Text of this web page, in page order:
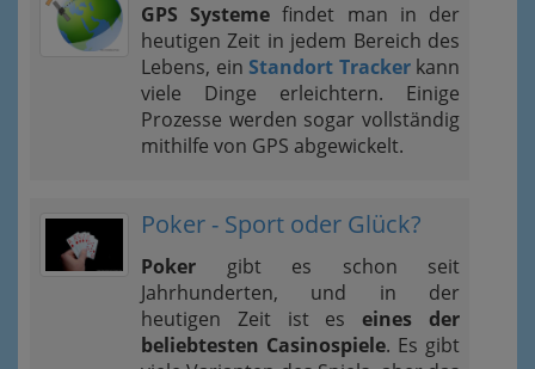
GPS Systeme findet man in der
heutigen Zeit in jedem Bereich des
Lebens, ein Standort Trackerkann
viele Dinge erleichtern. Einige
Prozesse werden sogar vollständig
mithilfe von GPS abgewickelt.
Poker - Sport oder Glück?
Poker gibt es schon seit
Jahrhunderten, und in der
heutigen Zeit ist eseines der
beliebtesten Casinospiele. Es gibt